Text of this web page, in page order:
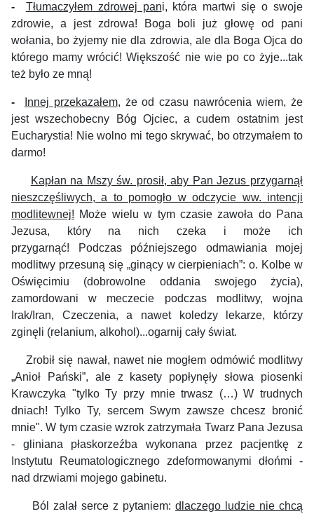
- Tłumaczyłem zdrowej pani, która martwi się o swoje
zdrowie, a jest zdrowa! Boga boli już głowę od pani
wołania, bo żyjemy nie dla zdrowia, ale dla Boga Ojca do
którego mamy wrócić! Większość nie wie po co żyje...tak
też było ze mną!
- Innej przekazałem, że od czasu nawrócenia wiem, że
jest wszechobecny Bóg Ojciec, a cudem ostatnim jest
Eucharystia! Nie wolno mi tego skrywać, bo otrzymałem to
darmo!
Kapłan na Mszy św. prosił, aby Pan Jezus przygarnął
nieszczęśliwych, a to pomogło w odczycie ww. intencji
modlitewnej! Może wielu w tym czasie zawoła do Pana
Jezusa, który na nich czeka i może ich
przygarnąć! Podczas późniejszego odmawiania mojej
modlitwy przesuną się „ginący w cierpieniach”: o. Kolbe w
Oświęcimiu (dobrowolne oddania swojego życia),
zamordowani w meczecie podczas modlitwy, wojna
Irak/Iran, Czeczenia, a nawet koledzy lekarze, którzy
zginęli (relanium, alkohol)...ogarnij cały świat.
Zrobił się nawał, nawet nie mogłem odmówić modlitwy
„Anioł Pański”, ale z kasety popłynęły słowa piosenki
Krawczyka "tylko Ty przy mnie trwasz (…) W trudnych
dniach! Tylko Ty, sercem Swym zawsze chcesz bronić
mnie". W tym czasie wzrok zatrzymała Twarz Pana Jezusa
- gliniana płaskorzeźba wykonana przez pacjentkę z
Instytutu Reumatologicznego zdeformowanymi dłońmi -
nad drzwiami mojego gabinetu.
Ból zalał serce z pytaniem: dlaczego ludzie nie chcą